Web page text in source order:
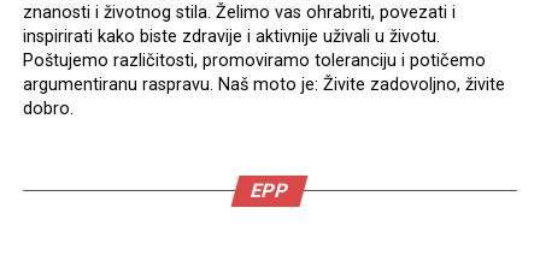
znanosti i životnog stila. Želimo vas ohrabriti, povezati i
inspirirati kako biste zdravije i aktivnije uživali u životu.
Poštujemo različitosti, promoviramo toleranciju i potičemo
argumentiranu raspravu. Naš moto je: Živite zadovoljno, živite
dobro.
EPP